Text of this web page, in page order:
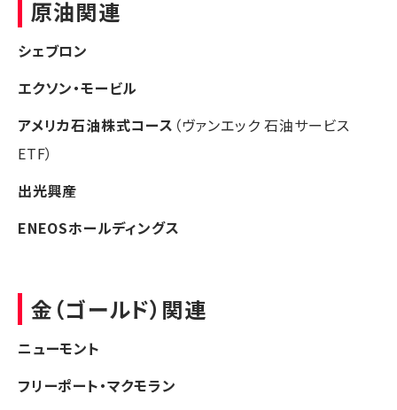
原油関連
シェブロン
エクソン・モービル
アメリカ石油株式コース （ヴァンエック 石油サービス
ETF）
出光興産
ENEOSホールディングス
金（ゴールド）関連
ニューモント
フリーポート・マクモラン